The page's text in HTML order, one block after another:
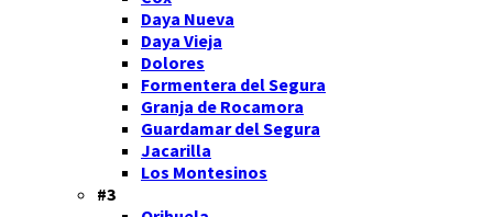
Daya Nueva
Daya Vieja
Dolores
Formentera del Segura
Granja de Rocamora
Guardamar del Segura
Jacarilla
Los Montesinos
#3